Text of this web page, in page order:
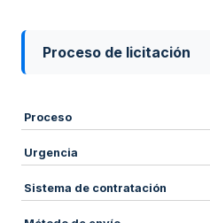
Proceso de licitación
Proceso
Urgencia
Sistema de contratación